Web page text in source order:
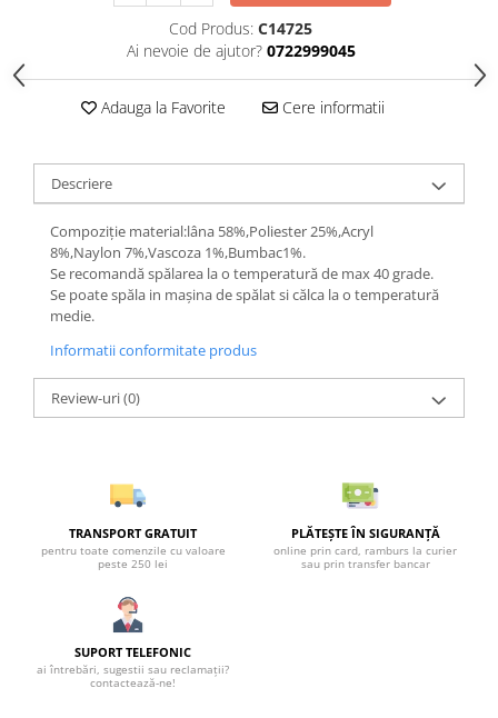
Cod Produs: C14725
Ai nevoie de ajutor? 0722999045
Adauga la Favorite Cere informatii
Descriere
Compoziție material:lâna 58%,Poliester 25%,Acryl
8%,Naylon 7%,Vascoza 1%,Bumbac1%.
Se recomandă spălarea la o temperatură de max 40 grade.
Se poate spăla in mașina de spălat si călca la o temperatură
medie.
Informatii conformitate produs
Review-uri(0)
TRANSPORT GRATUIT
pentru toate comenzile cu valoare
peste 250 lei
PLĂTEȘTE ÎN SIGURANȚĂ
online prin card, ramburs la curier
sau prin transfer bancar
SUPORT TELEFONIC
ai întrebări, sugestii sau reclamații?
contactează-ne!